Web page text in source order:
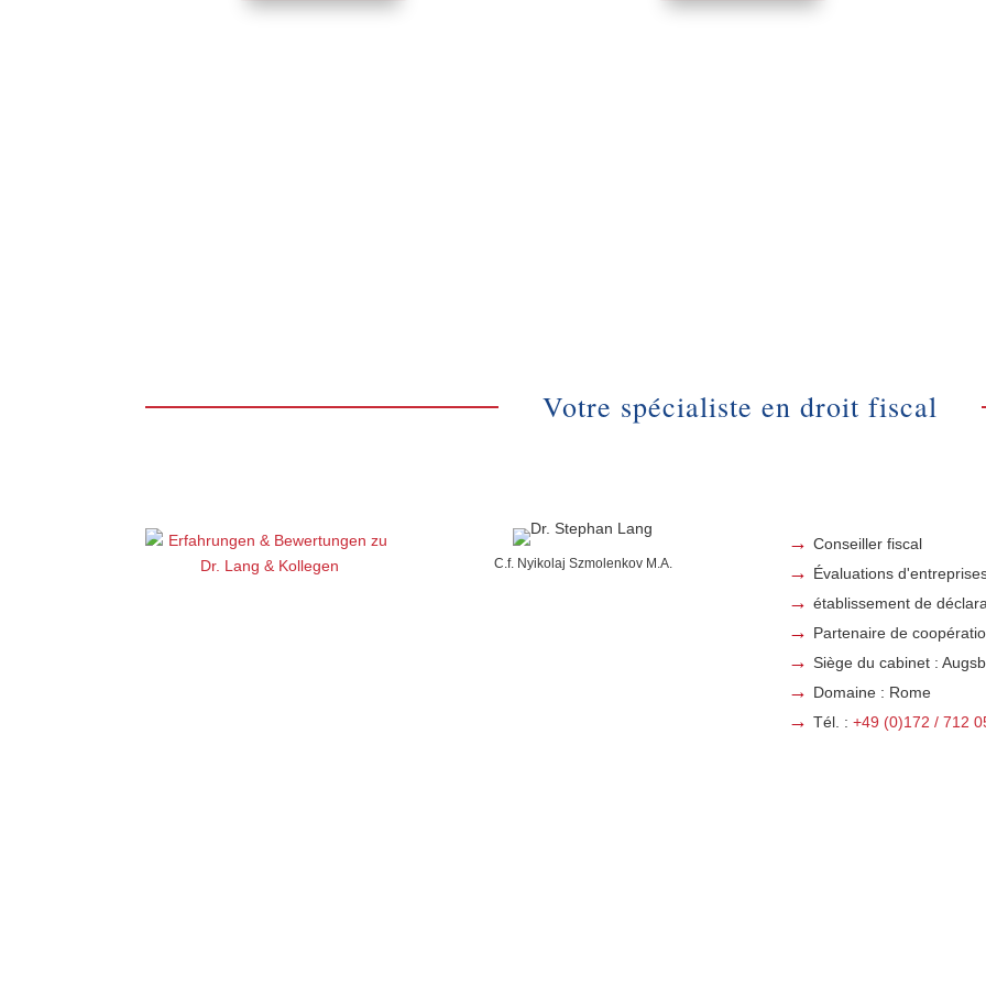
Votre spécialiste en droit fiscal
C.f. Nyikolaj Szmolenkov M.A.
Conseiller fiscal
Évaluations
établissement de
Partenaire de
Siège du cabinet :
Domaine : Rome
Tél. : +49 (0)172 / 712